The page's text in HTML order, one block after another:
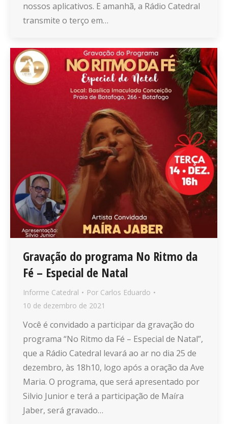
nossos aplicativos. E amanhã, a Rádio Catedral
transmite o terço em…
Gravação do programa No Ritmo da
Fé – Especial de Natal
Informe Catedral Por Carlos Eduardo
10 de dezembro de 2021
Você é convidado a participar da gravação do
programa “No Ritmo da Fé – Especial de Natal”,
que a Rádio Catedral levará ao ar no dia 25 de
dezembro, às 18h10, logo após a oração da Ave
Maria. O programa, que será apresentado por
Silvio Junior e terá a participação de Maíra
Jaber, será gravado…